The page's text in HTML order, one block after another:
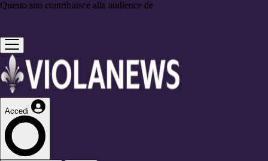
Questo sito contribuisce alla audience de
Accedi